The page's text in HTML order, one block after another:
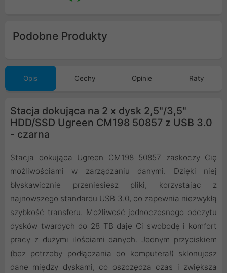
Podobne Produkty
Opis Cechy Opinie Raty
Stacja dokująca na 2 x dysk 2,5"/3,5"
HDD/SSD Ugreen CM198 50857 z USB 3.0
- czarna
Stacja dokująca Ugreen CM198 50857 zaskoczy Cię
możliwościami w zarządzaniu danymi. Dzięki niej
błyskawicznie przeniesiesz pliki, korzystając z
najnowszego standardu USB 3.0, co zapewnia niezwykłą
szybkość transferu. Możliwość jednoczesnego odczytu
dysków twardych do 28 TB daje Ci swobodę i komfort
pracy z dużymi ilościami danych. Jednym przyciskiem
(bez potrzeby podłączania do komputera!) sklonujesz
dane między dyskami, co oszczędza czas i zwiększa